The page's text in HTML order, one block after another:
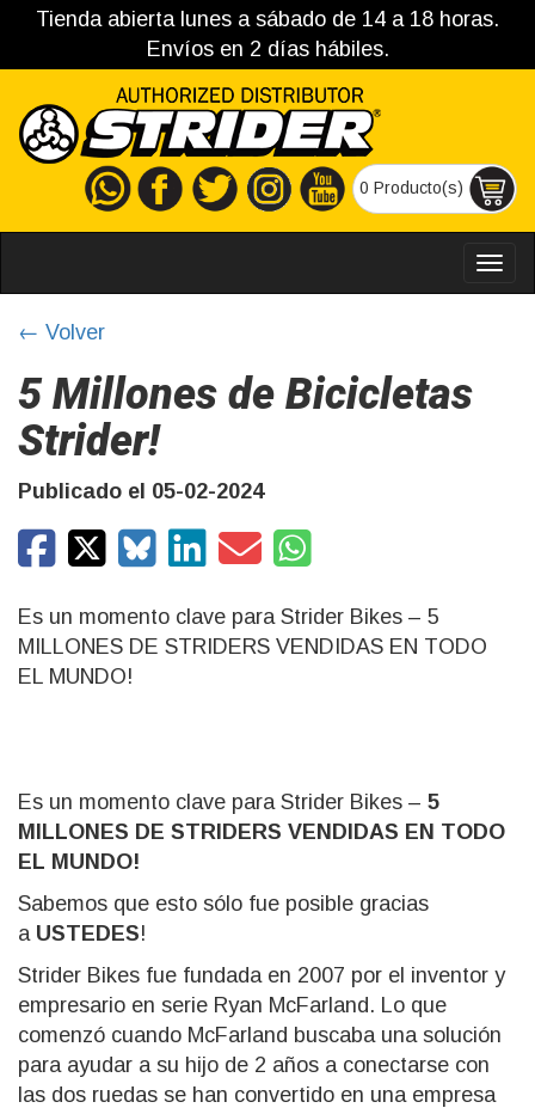
Tienda abierta lunes a sábado de 14 a 18 horas.
Envíos en 2 días hábiles.
0 Producto(s)
← Volver
5 Millones de Bicicletas
Strider!
Publicado el 05-02-2024
Es un momento clave para Strider Bikes – 5
MILLONES DE STRIDERS VENDIDAS EN TODO
EL MUNDO!
Es un momento clave para Strider Bikes – 5
MILLONES DE STRIDERS VENDIDAS EN TODO
EL MUNDO!
Sabemos que esto sólo fue posible gracias
a USTEDES!
Strider Bikes fue fundada en 2007 por el inventor y
empresario en serie Ryan McFarland. Lo que
comenzó cuando McFarland buscaba una solución
para ayudar a su hijo de 2 años a conectarse con
las dos ruedas se han convertido en una empresa